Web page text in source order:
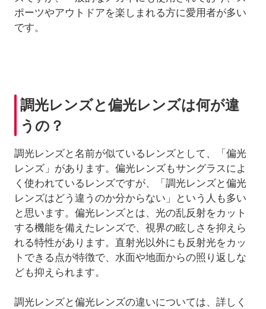
ポーツやアウトドアを楽しまれる方に愛用者が多い
です。
調光レンズと偏光レンズは何が違
うの？
調光レンズと名前が似ているレンズとして、「偏光
レンズ」があります。偏光レンズもサングラスによ
く使われているレンズですが、「調光レンズと偏光
レンズはどう違うのか分からない」という人も多い
と思います。偏光レンズとは、光の乱反射をカット
する機能を備えたレンズで、視界の眩しさを抑えら
れる特性があります。直射光以外にも反射光をカッ
トできる点が特徴で、水面や地面からの照り返しな
ども抑えられます。
調光レンズと偏光レンズの違いについては、詳しく